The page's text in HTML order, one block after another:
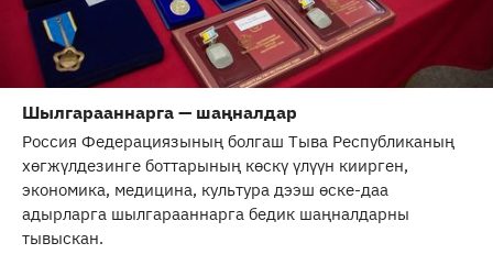
Шылгарааннарга — шаңналдар
Россия Федерациязының болгаш Тыва Республиканың
хөгжүлдезинге боттарының көскү үлүүн киирген,
экономика, медицина, культура дээш өске-даа
адырларга шылгарааннарга бедик шаңналдарны
тывыскан.